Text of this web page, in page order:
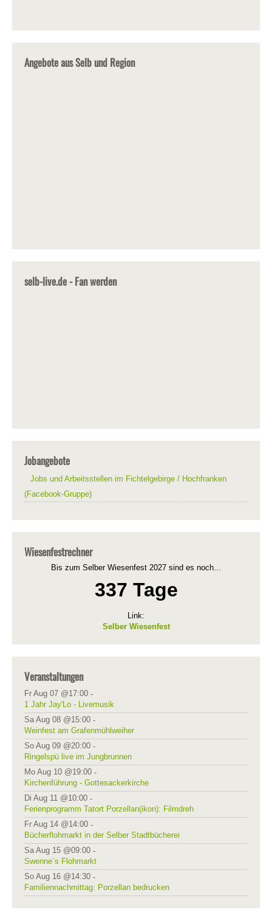
Angebote aus Selb und Region
selb-live.de - Fan werden
Jobangebote
Jobs und Arbeitsstellen im Fichtelgebirge / Hochfranken
(Facebook-Gruppe)
Wiesenfestrechner
Bis zum Selber Wiesenfest 2027 sind es noch...
337 Tage
Link:
Selber Wiesenfest
Veranstaltungen
Fr Aug 07 @17:00 -
1 Jahr Jay'Lo - Livemusik
Sa Aug 08 @15:00 -
Weinfest am Grafenmühlweiher
So Aug 09 @20:00 -
Ringelspü live im Jungbrunnen
Mo Aug 10 @19:00 -
Kirchenführung - Gottesackerkirche
Di Aug 11 @10:00 -
Ferienprogramm Tatort Porzellan(ikon): Filmdreh
Fr Aug 14 @14:00 -
Bücherflohmarkt in der Selber Stadtbücherei
Sa Aug 15 @09:00 -
Swenne´s Flohmarkt
So Aug 16 @14:30 -
Familiennachmittag: Porzellan bedrucken